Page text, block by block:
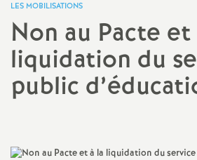
LES MOBILISATIONS
Non au Pacte et
liquidation du
public